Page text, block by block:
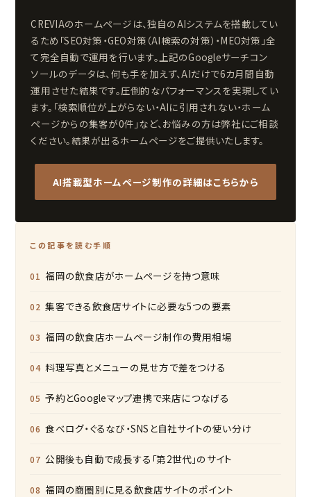
CREVIAのホームページは、独自のAIシステムを搭載してい
るため「SEO対策・GEO対策（AI検索の対策）・MEO対策」全
て完全自動で運用を行います。上記のGoogleサーチコン
ソールのデータは、何も手を加えず、AIだけで6カ月間自動
運用させた結果です。圧倒的なパフォーマンスを実現してい
ます。「検索順位が上がらない・AIに引用されない・ホーム
ページからの集客が0件」など、お悩みの方は弊社にご相談
ください。結果が出るホームページをご提供いたします。
AI搭載型ホームページ制作の詳細はこちらから
この記事を読む手順
福岡の飲食店がホームページを持つ意味
集客できる飲食店サイトに必要な5つの要素
福岡の飲食店ホームページ制作の費用相場
料理写真とメニューの見せ方で差をつける
予約とGoogleマップ連携で来店につなげる
食べログ・ぐるなび・SNSと自社サイトの使い分け
公開後も自動で成長する「第2世代」のサイト
福岡の商圏別に見る飲食店サイトのポイント